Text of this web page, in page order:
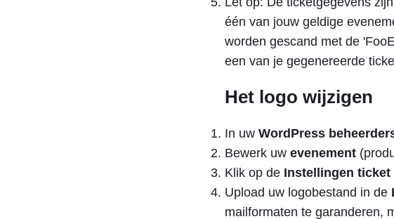
één van jouw geldige
worden gescand met de
een van je gegenereerde
Het logo wijzigen
In uw WordPress
Bewerk uw evenement
Klik op de Instellingen ticket
Upload uw logobestand in de
mailformaten te garanderen,